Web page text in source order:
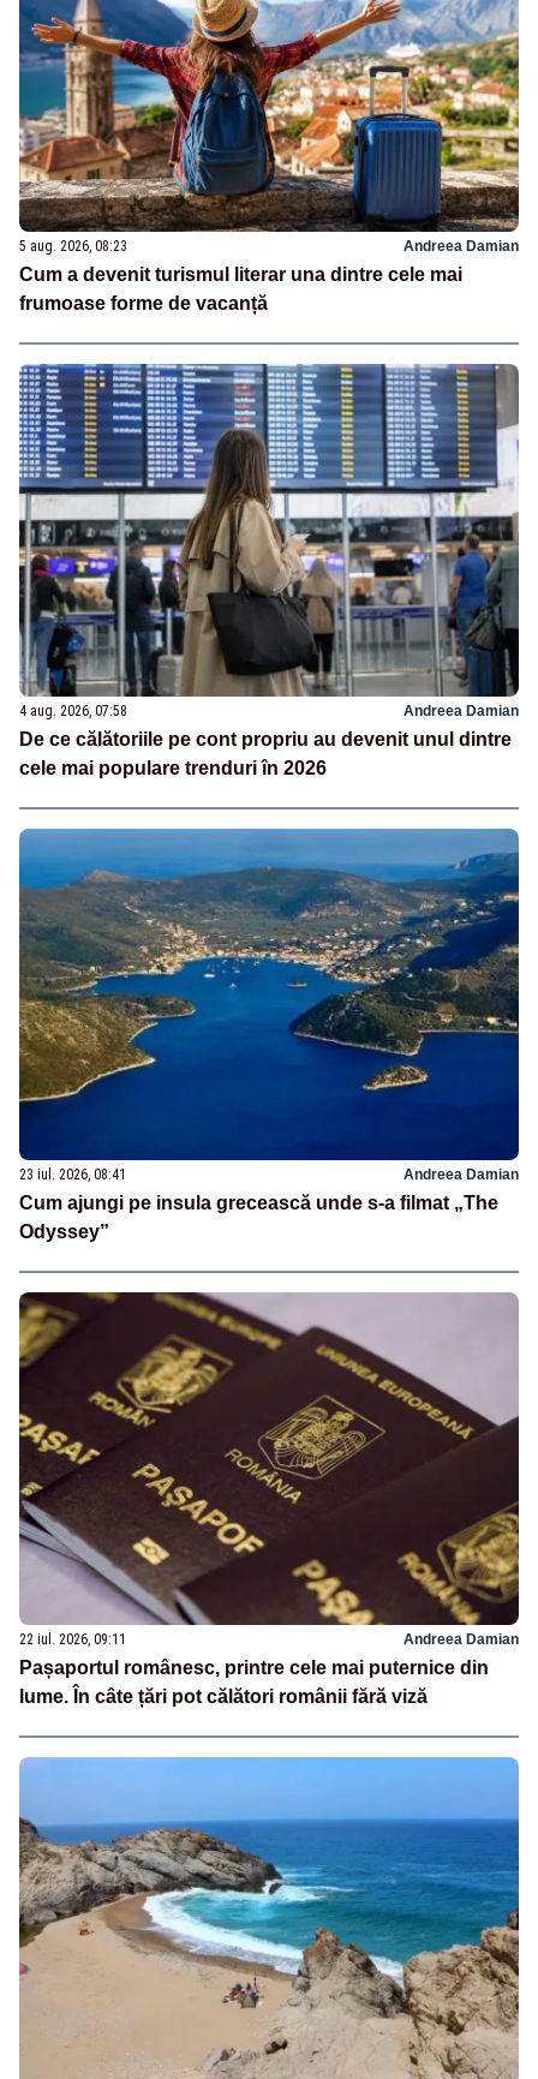
5 aug. 2026, 08:23 Andreea Damian
Cum a devenit turismul literar una dintre cele mai
frumoase forme de vacanță
4 aug. 2026, 07:58 Andreea Damian
De ce călătoriile pe cont propriu au devenit unul dintre
cele mai populare trenduri în 2026
23 iul. 2026, 08:41 Andreea Damian
Cum ajungi pe insula grecească unde s-a filmat „The
Odyssey”
22 iul. 2026, 09:11 Andreea Damian
Pașaportul românesc, printre cele mai puternice din
lume. În câte țări pot călători românii fără viză